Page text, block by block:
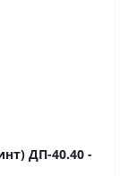
ДП-40.40 -